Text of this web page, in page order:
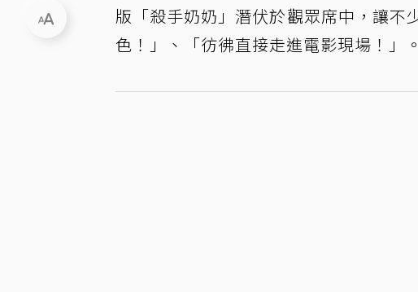
版「殺手奶奶」潛伏於觀眾席中，讓不
色！」、「彷彿直接走進電影現場！」。